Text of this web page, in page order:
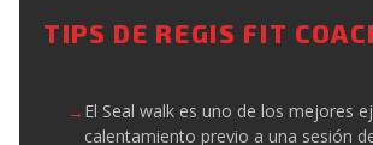
TIPS DE REGIS FIT
El Seal walk es uno de los mejores
calentamiento previo a una sesión